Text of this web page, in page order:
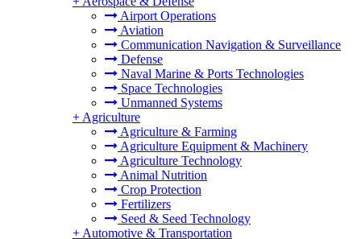
Airport Operations
Aviation
Communication Navigation & Surveillance
Defense
Naval Marine & Ports Technologies
Space Technologies
Unmanned Systems
+ Agriculture
Agriculture & Farming
Agriculture Equipment & Machinery
Agriculture Technology
Animal Nutrition
Crop Protection
Fertilizers
Seed & Seed Technology
+ Automotive & Transportation